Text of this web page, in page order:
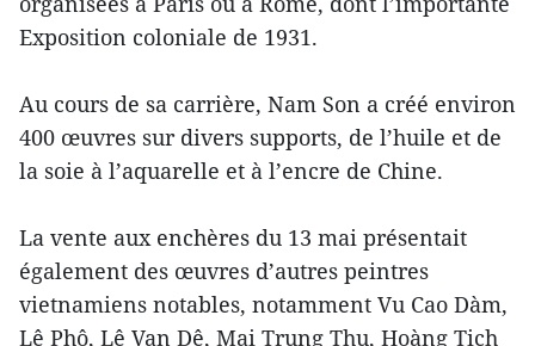
Exposition coloniale de 1931.
Au cours de sa carrière, Nam Son a créé environ
400 œuvres sur divers supports, de l’huile et de
la soie à l’aquarelle et à l’encre de Chine.
La vente aux enchères du 13 mai présentait
également des œuvres d’autres peintres
vietnamiens notables, notamment Vu Cao Dàm,
Lê Phô, Lê Van Dê, Mai Trung Thu, Hoàng Tich